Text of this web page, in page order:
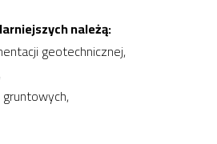
należą:
geotechnicznej,